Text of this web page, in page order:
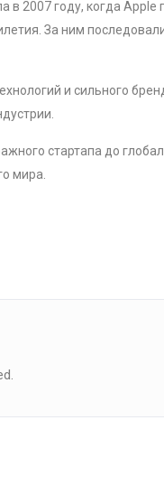
2007 году, когда Apple
За ним
и сильного
стартапа до
мира.